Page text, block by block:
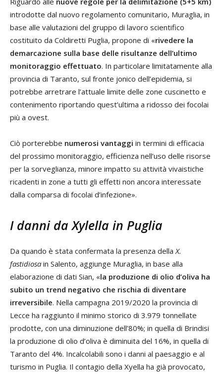
introdotte dal nuovo regolamento comunitario, Muraglia, in
base alle valutazioni del gruppo di lavoro scientifico
costituito da Coldiretti Puglia, propone di «rivedere la
demarcazione sulla base delle risultanze dell’ultimo
monitoraggio effettuato. In particolare limitatamente alla
provincia di Taranto, sul fronte jonico dell’epidemia, si
potrebbe arretrare l’attuale limite delle zone cuscinetto e
contenimento riportando quest’ultima a ridosso dei focolai
più a ovest.
Ciò porterebbe numerosi vantaggi in termini di efficacia
del prossimo monitoraggio, efficienza nell’uso delle risorse
per la sorveglianza, minore impatto su attività vivaistiche
ricadenti in zone a tutti gli effetti non ancora interessate
dalla comparsa di focolai d’infezione».
I danni da Xylella in Puglia
Da quando è stata confermata la presenza della X.
fastidiosa in Salento, aggiunge Muraglia, in base alla
elaborazione di dati Sian, «la produzione di olio d’oliva ha
subito un trend negativo che rischia di diventare
irreversibile. Nella campagna 2019/2020 la provincia di
Lecce ha raggiunto il minimo storico di 3.979 tonnellate
prodotte, con una diminuzione dell’80%; in quella di Brindisi
la produzione di olio d’oliva è diminuita del 16%, in quella di
Taranto del 4%. Incalcolabili sono i danni al paesaggio e al
turismo in Puglia. Il contagio della Xyella ha già provocato,